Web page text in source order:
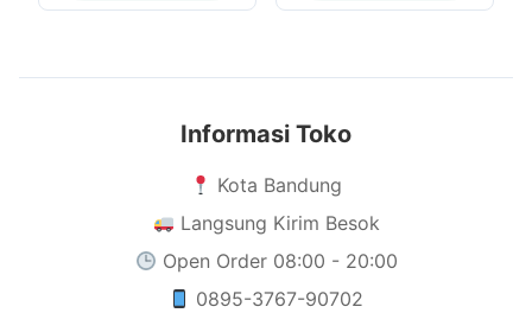
Informasi Toko
Kota Bandung
Langsung Kirim Besok
Open Order 08:00 - 20:00
0895-3767-90702